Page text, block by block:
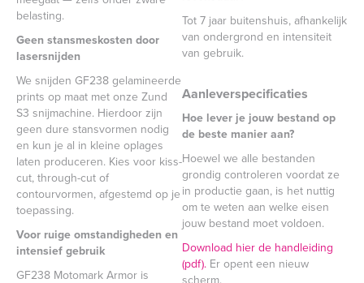
belasting.
Geen stansmeskosten door
lasersnijden
We snijden GF238 gelamineerde
prints op maat met onze Zund
S3 snijmachine. Hierdoor zijn
geen dure stansvormen nodig
en kun je al in kleine oplages
laten produceren. Kies voor kiss-
cut, through-cut of
contourvormen, afgestemd op je
toepassing.
Voor ruige omstandigheden en
intensief gebruik
GF238 Motomark Armor is
Tot 7 jaar buitenshuis, afhankelijk
van ondergrond en intensiteit
van gebruik.
Aanleverspecificaties
Hoe lever je jouw bestand op
de beste manier aan?
Hoewel we alle bestanden
grondig controleren voordat ze
in productie gaan, is het nuttig
om te weten aan welke eisen
jouw bestand moet voldoen.
Download hier de handleiding
(pdf). Er opent een nieuw